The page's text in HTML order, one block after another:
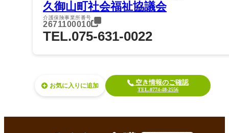
久御山町社会福祉協議会
介護保険事業所番号
2671100010
TEL.075-631-0022
お気に入り 空き情報のご確認
TEL.0774-48-2556